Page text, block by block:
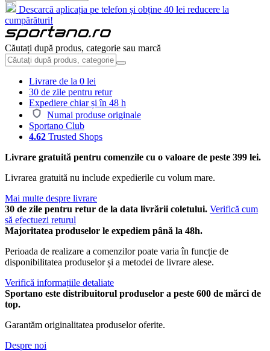
Descarcă aplicația pe telefon și obține 40 lei reducere la
cumpărături!
Căutați după produs, categorie sau marcă
Livrare de la 0 lei
30 de zile pentru retur
Expediere chiar și în 48 h
Numai produse originale
Sportano Club
4.62 Trusted Shops
Livrare gratuită pentru comenzile cu o valoare de peste 399 lei.
Livrarea gratuită nu include expedierile cu volum mare.
Mai multe despre livrare
30 de zile pentru retur de la data livrării coletului. Verifică cum
să efectuezi returul
Majoritatea produselor le expediem până la 48h.
Perioada de realizare a comenzilor poate varia în funcție de
disponibilitatea produselor și a metodei de livrare alese.
Verifică informațiile detaliate
Sportano este distribuitorul produselor a peste 600 de mărci de
top.
Garantăm originalitatea produselor oferite.
Despre noi